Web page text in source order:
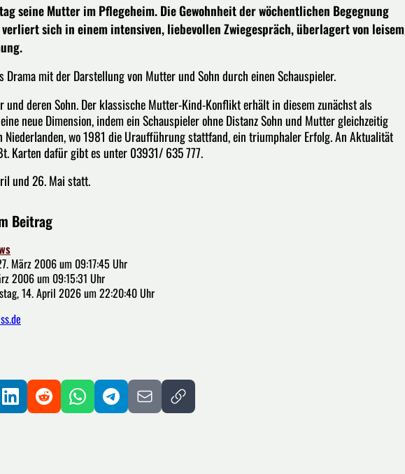
seine Mutter im Pflegeheim. Die Gewohnheit der wöchentlichen Begegnung
sich in einem intensiven, liebevollen Zwiegespräch, überlagert von leisem
Drama mit der Darstellung von Mutter und Sohn durch einen Schauspieler.
deren Sohn. Der klassische Mutter-Kind-Konflikt erhält in diesem zunächst als
neue Dimension, indem ein Schauspieler ohne Distanz Sohn und Mutter gleichzeitig
wo 1981 die Uraufführung stattfand, ein triumphaler Erfolg. An Aktualität
Karten dafür gibt es unter 03931/ 635 777.
und 26. Mai statt.
Beitrag
März 2006 um 09:17:45 Uhr
2006 um 09:15:31 Uhr
14. April 2026 um 22:20:40 Uhr